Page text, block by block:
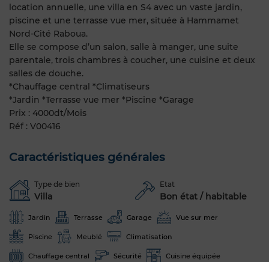
location annuelle, une villa en S4 avec un vaste jardin,
piscine et une terrasse vue mer, située à Hammamet
Nord-Cité Raboua.
Elle se compose d’un salon, salle à manger, une suite
parentale, trois chambres à coucher, une cuisine et deux
salles de douche.
*Chauffage central *Climatiseurs
*Jardin *Terrasse vue mer *Piscine *Garage
Prix : 4000dt/Mois
Réf : V00416
Caractéristiques générales
Type de bien
Villa
Etat
Bon état / habitable
Jardin Terrasse Garage Vue sur mer
Piscine Meublé Climatisation
Chauffage central Sécurité Cuisine équipée